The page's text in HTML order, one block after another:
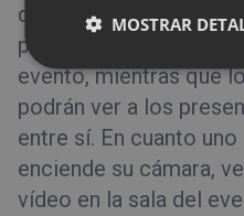
distracciones. Una vez
presentadores verán a
evento, mientras que
podrán ver a los
entre sí. En cuanto
enciende su cámara,
vídeo en la sala del
MOSTRAR